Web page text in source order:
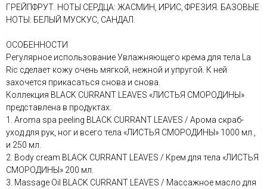
ГРЕЙПФРУТ. НОТЫ СЕРДЦА: ЖАСМИН, ИРИС, ФРЕЗИЯ. БАЗОВЫЕ
НОТЫ: БЕЛЫЙ МУСКУС, САНДАЛ.
ОСОБЕННОСТИ
Регулярное использование Увлажняющего крема для тела La
Ric сделает кожу очень мягкой, нежной и упругой. К ней
захочется прикасаться снова и снова.
Коллекция BLACK CURRANT LEAVES «ЛИСТЬЯ СМОРОДИНЫ»
представлена в продуктах:
1. Aroma spa peeling BLACK CURRANT LEAVES / Арома скраб-
уход для рук, ног и всего тела «ЛИСТЬЯ СМОРОДИНЫ» 1000 мл.,
и 250 мл.
2. Body cream BLACK CURRANT LEAVES / Крем для тела «ЛИСТЬЯ
СМОРОДИНЫ» 200 мл.
3. Massage Oil BLACK CURRANT LEAVES / Массажное масло для